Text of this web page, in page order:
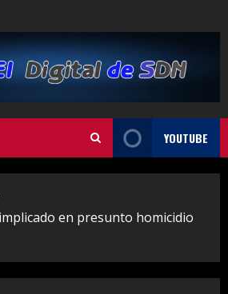
YOUTUBE
en presunto homicidio